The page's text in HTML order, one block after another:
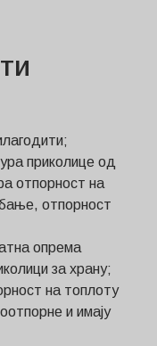
приколице од
отпорност на
отпорност
опрема
за храну;
на топлоту
и имају